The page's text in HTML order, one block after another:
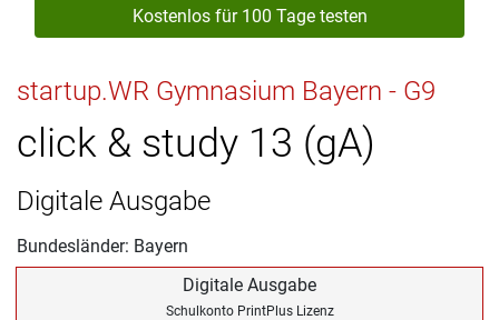
Kostenlos für 100 Tage testen
startup.WR Gymnasium Bayern - G9
click & study 13 (gA)
Digitale Ausgabe
Bundesländer: Bayern
Digitale Ausgabe
Schulkonto PrintPlus Lizenz